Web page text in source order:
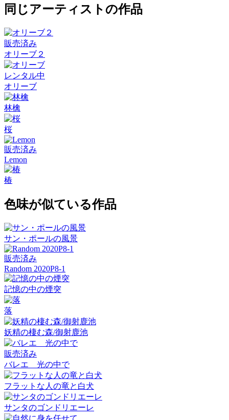
同じアーティストの作品
販売済み
オリーブ２
レンタル中
オリーブ
林檎
桜
販売済み
Lemon
椿
色味が似ている作品
サン・ポールの風景
販売済み
Random 2020P8-1
記憶の中の煙突
落
妖精の棲む森/御射鹿池
販売済み
バレエ 光の中で
フラットな人の竜と白犬
サンタのゴンドリエーレ